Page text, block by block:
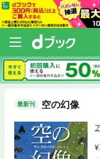
最新刊 空の幻像